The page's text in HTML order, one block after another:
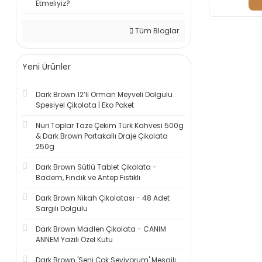
Etmeliyiz?
Tüm Bloglar
Yeni Ürünler
Dark Brown 12’li Orman Meyveli Dolgulu
Spesiyel Çikolata | Eko Paket
Nuri Toplar Taze Çekim Türk Kahvesi 500g
& Dark Brown Portakallı Draje Çikolata
250g
Dark Brown Sütlü Tablet Çikolata -
Badem, Fındık ve Antep Fıstıklı
Dark Brown Nikah Çikolatası - 48 Adet
Sargılı Dolgulu
Dark Brown Madlen Çikolata - CANIM
ANNEM Yazılı Özel Kutu
Dark Brown 'Seni Çok Seviyorum' Mesajlı